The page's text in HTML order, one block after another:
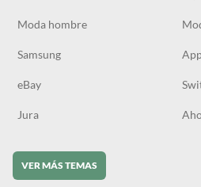
Moda hombre
Samsung
eBay
Jura
VER MÁS TEMAS